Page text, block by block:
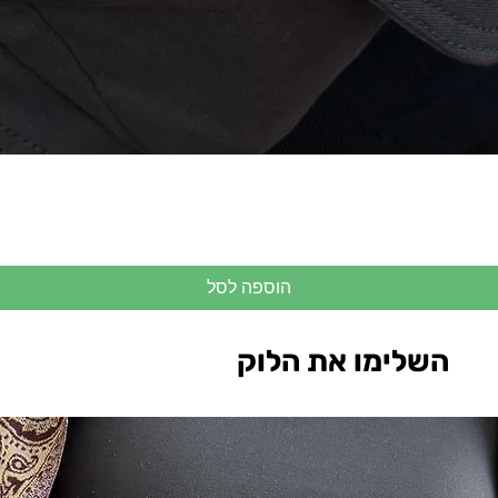
הוספה לסל
השלימו את הלוק